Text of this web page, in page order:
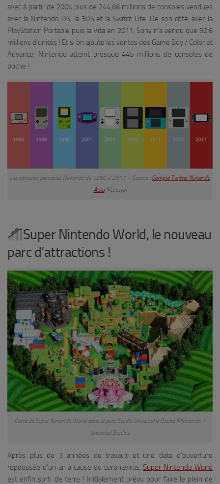
avec à partir de 2004 plus de 244,66 millions de consoles vendues
avec la Nintendo DS, la 3DS et la Switch Lite. De son côté, avec la
PlayStation Portable puis la Vita en 2011, Sony n’a vendu que 92,6
millions d’unités ! Et si on ajoute les ventes des Game Boy / Color et
Advance, Nintendo atteint presque 445 millions de consoles de
poche !
Les consoles portables Nintendo de 1980 à 2017 – Source : Compte Twitter Nintendo
Actu©Lossypi
Super Nintendo World, le nouveau
parc d’attractions !
Carte de Super Nintendo World dans le parc Studio Universal à Osaka ©Nintendo /
Universal Studios
Après plus de 3 années de travaux et une date d’ouverture
repoussée d’un an à cause du coronavirus, Super Nintendo World
est enfin sorti de terre ! Initialement prévu pour faire le plein de